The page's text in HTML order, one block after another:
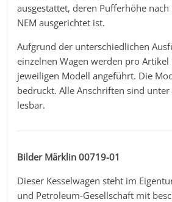
ausgestattet, deren Pufferhöhe
NEM ausgerichtet ist.
Aufgrund der unterschiedlichen
einzelnen Wagen werden pro Artikel
jeweiligen Modell angeführt. Die
bedruckt. Alle Anschriften sind
lesbar.
Bilder Märklin 00719-01
Dieser Kesselwagen steht im
und Petroleum-Gesellschaft mit